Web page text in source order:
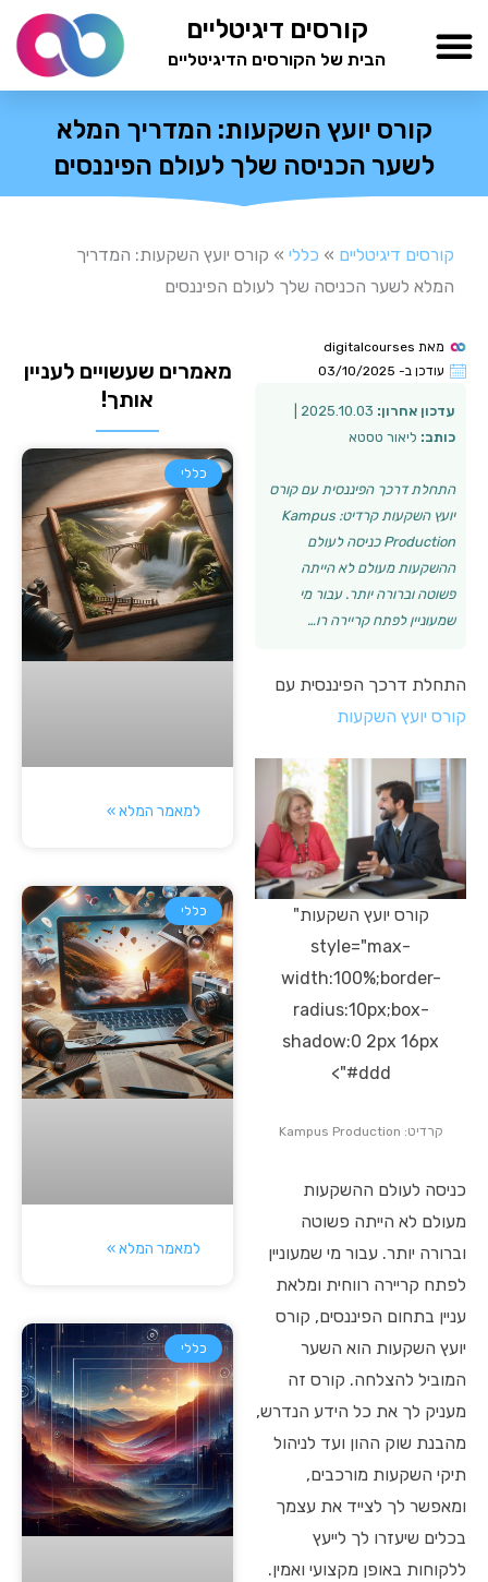
לתוכן
קורסים דיגיטליים
הבית של הקורסים הדיגיטליים
קורס יועץ השקעות: המדריך המלא
לשער הכניסה שלך לעולם הפיננסים
קורסים דיגיטליים » כללי » קורס יועץ השקעות: המדריך
המלא לשער הכניסה שלך לעולם הפיננסים
מאת
עודכן ב- 03/10/2025
עדכון אחרון:
כותב: ליאור טסטא
התחלת דרכך הפיננסית עם קורס
יועץ השקעות קרדיט: Kampus
Production כניסה לעולם
ההשקעות מעולם לא הייתה
פשוטה וברורה יותר. עבור מי
שמעוניין לפתח קריירה רו…
התחלת דרכך הפיננסית עם
קורס יועץ השקעות
קורס יועץ השקעות"
style="max-
width:100%;border-
radius:10px;box-
shadow:0 2px 16px
#ddd">
קרדיט: Kampus Production
כניסה לעולם ההשקעות
מעולם לא הייתה פשוטה
וברורה יותר. עבור מי שמעוניין
לפתח קריירה רווחית ומלאת
עניין בתחום הפיננסים, קורס
יועץ השקעות הוא השער
המוביל להצלחה. קורס זה
מעניק לך את כל הידע הנדרש,
מהבנת שוק ההון ועד לניהול
תיקי השקעות מורכבים,
ומאפשר לך לצייד את עצמך
בכלים שיעזרו לך לייעץ
ללקוחות באופן מקצועי ואמין.
מאמרים שעשויים לעניין
אותך!
כללי
למאמר המלא »
כללי
למאמר המלא »
כללי